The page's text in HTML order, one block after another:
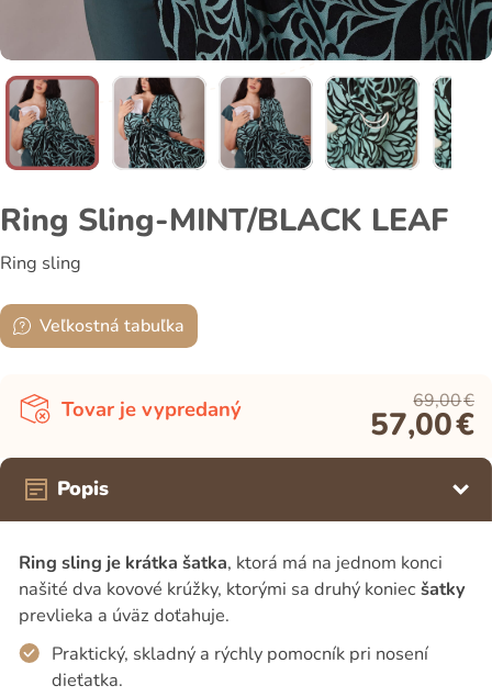
Ring Sling-MINT/BLACK LEAF
Ring sling
Veľkostná tabuľka
Tovar je vypredaný 69,00€
57,00€
Popis
Ring sling je krátka šatka, ktorá má na jednom konci
našité dva kovové krúžky, ktorými sa druhý koniec šatky
prevlieka a úväz doťahuje.
Praktický, skladný a rýchly pomocník pri nosení
dieťatka.